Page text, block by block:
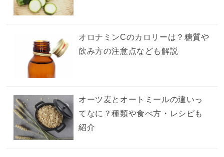
オロナミンCのカロリーは？糖質や
飲み方の注意点なども解説
オーツ麦とオートミールの違いっ
てなに？種類や食べ方・レシピも
紹介